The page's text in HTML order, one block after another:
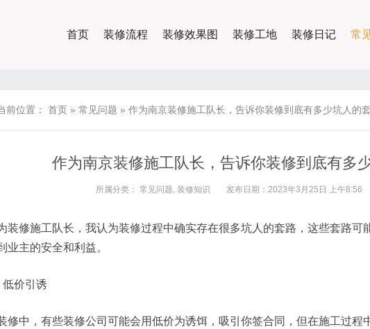
首页 装修流程 装修效果图 装修工地 装修日记 常
前位置： 首页 » 常见问题 » 作为南京装修施工队长，告诉你装修到底有多少坑人的
作为南京装修施工队长，告诉你装修到底有多
所属分类： 常见问题, 装修知识 发布日期：2023年3月25日 上午8:56
装修施工队长，我认为装修过程中确实存在很多坑人的套路，这些套路可
业主的安全和利益。
低价引诱
修中，有些装修公司可能会用低价为诱饵，吸引你签合同，但在施工过程